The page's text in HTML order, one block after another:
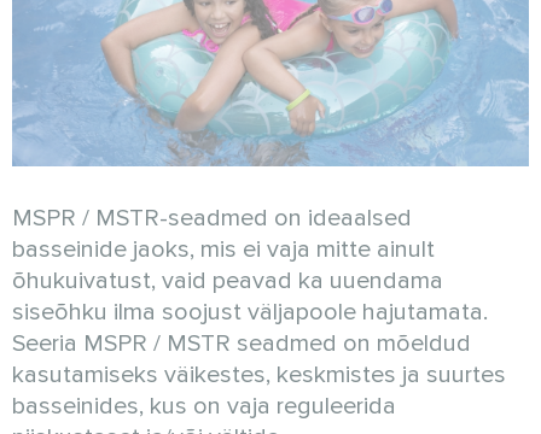
MSPR / MSTR-seadmed on ideaalsed
basseinide jaoks, mis ei vaja mitte ainult
õhukuivatust, vaid peavad ka uuendama
siseõhku ilma soojust väljapoole hajutamata.
Seeria MSPR / MSTR seadmed on mõeldud
kasutamiseks väikestes, keskmistes ja suurtes
basseinides, kus on vaja reguleerida